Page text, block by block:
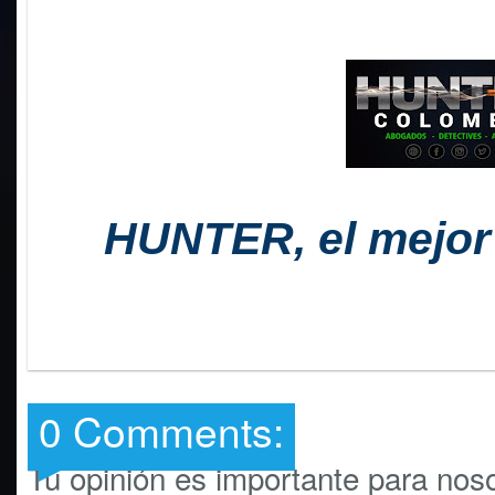
HUNTER, el
0 Comments:
Tú opinión es importante para